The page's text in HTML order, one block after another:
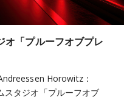
オ「プルーフオブプレ
Horowitz：
スタジオ「プルーフオブ